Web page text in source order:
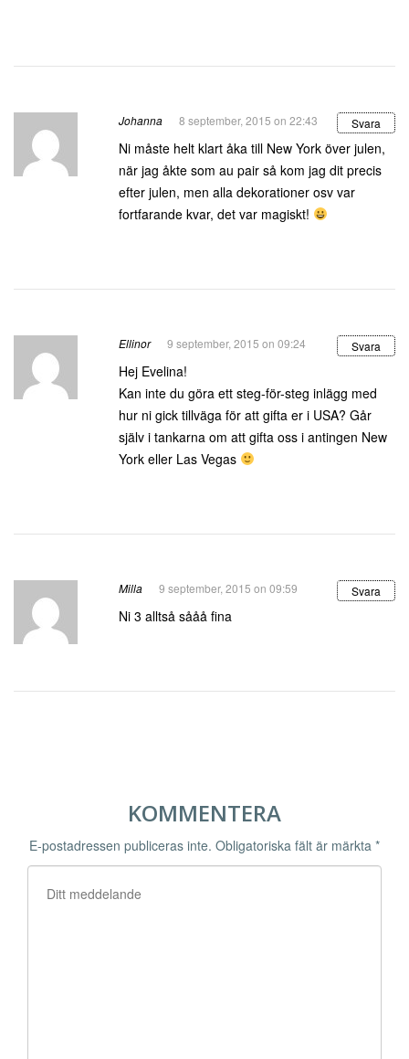
Johanna 8 september, 2015 on 22:43 Svara
Ni måste helt klart åka till New York över julen,
när jag åkte som au pair så kom jag dit precis
efter julen, men alla dekorationer osv var
fortfarande kvar, det var magiskt!
Ellinor 9 september, 2015 on 09:24 Svara
Hej Evelina!
Kan inte du göra ett steg-för-steg inlägg med
hur ni gick tillväga för att gifta er i USA? Går
själv i tankarna om att gifta oss i antingen New
York eller Las Vegas
Milla 9 september, 2015 on 09:59 Svara
Ni 3 alltså sååå fina
KOMMENTERA
E-postadressen publiceras inte. Obligatoriska fält är märkta *